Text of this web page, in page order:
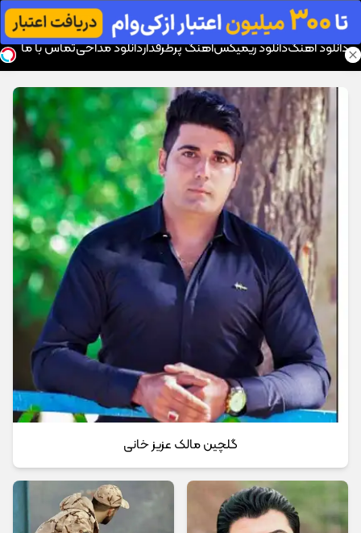
موزیک تار
دانلود آهنگدانلود ریمیکسآهنگ پرطرفداردانلود مداحیتماس با ما
گلچین مالک عزیز خانی